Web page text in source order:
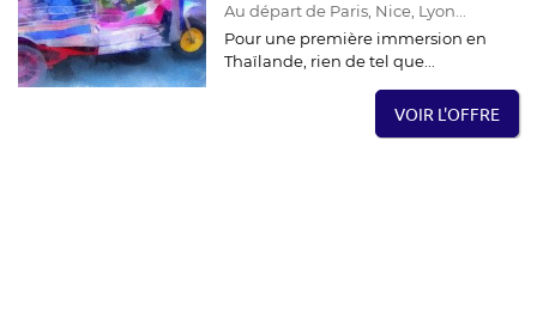
Au départ de Paris, Nice, Lyon...
Pour une première immersion en
Thaïlande, rien de tel que...
VOIR L'OFFRE